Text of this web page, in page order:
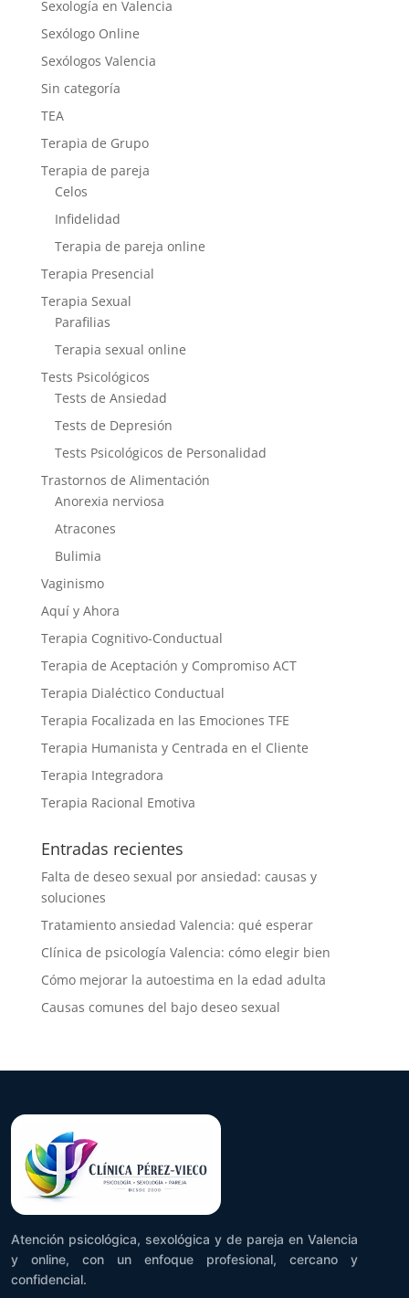
Sexología en Valencia
Sexólogo Online
Sexólogos Valencia
Sin categoría
TEA
Terapia de Grupo
Terapia de pareja
Celos
Infidelidad
Terapia de pareja online
Terapia Presencial
Terapia Sexual
Parafilias
Terapia sexual online
Tests Psicológicos
Tests de Ansiedad
Tests de Depresión
Tests Psicológicos de Personalidad
Trastornos de Alimentación
Anorexia nerviosa
Atracones
Bulimia
Vaginismo
Aquí y Ahora
Terapia Cognitivo-Conductual
Terapia de Aceptación y Compromiso ACT
Terapia Dialéctico Conductual
Terapia Focalizada en las Emociones TFE
Terapia Humanista y Centrada en el Cliente
Terapia Integradora
Terapia Racional Emotiva
Entradas recientes
Falta de deseo sexual por ansiedad: causas y
soluciones
Tratamiento ansiedad Valencia: qué esperar
Clínica de psicología Valencia: cómo elegir bien
Cómo mejorar la autoestima en la edad adulta
Causas comunes del bajo deseo sexual
Atención psicológica, sexológica y de pareja en Valencia
y online, con un enfoque profesional, cercano y
confidencial.